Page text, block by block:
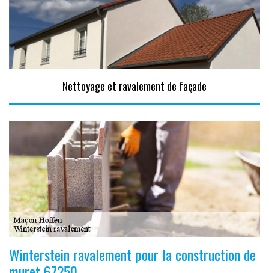
Nettoyage et ravalement de façade
Winterstein ravalement pour la construction de